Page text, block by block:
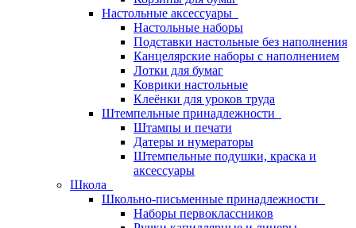
Настольные аксессуары
Настольные наборы
Подставки настольные без наполнения
Канцелярские наборы с наполнением
Лотки для бумаг
Коврики настольные
Клеёнки для уроков труда
Штемпельные принадлежности
Штампы и печати
Датеры и нумераторы
Штемпельные подушки, краска и
аксессуары
Школа
Школьно-письменные принадлежности
Наборы первоклассников